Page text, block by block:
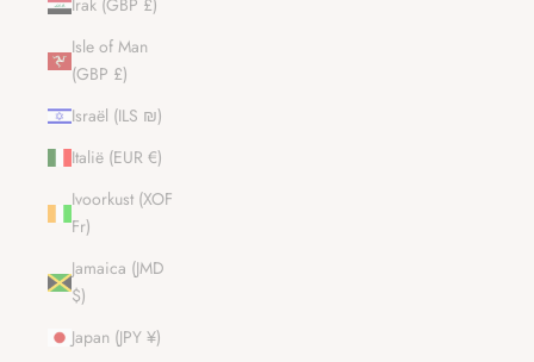
Irak (GBP £)
Isle of Man
(GBP £)
Israël (ILS ₪)
Italië (EUR €)
Ivoorkust (XOF
Fr)
Jamaica (JMD
$)
Japan (JPY ¥)